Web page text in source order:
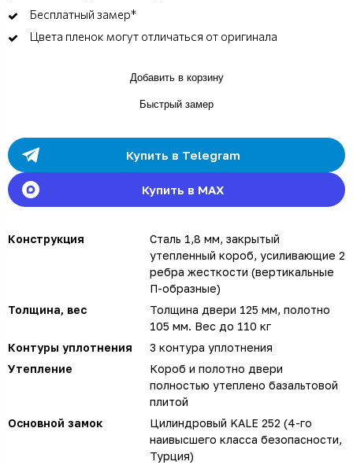
Бесплатный замер*
Цвета пленок могут отличаться от оригинала
Добавить в корзину
Быстрый замер
Купить в Telegram
Купить в MAX
Конструкция
Сталь 1,8 мм, закрытый
утепленный короб, усиливающие 2
ребра жесткости (вертикальные
П-образные)
Толщина, вес
Толщина двери 125 мм, полотно
105 мм. Вес до 110 кг
Контуры уплотнения
3 контура уплотнения
Утепление
Короб и полотно двери
полностью утеплено базальтовой
плитой
Основной замок
Цилиндровый KALE 252 (4-го
наивысшего класса безопасности,
Турция)